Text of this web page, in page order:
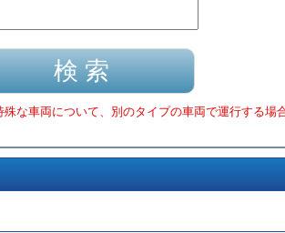
な車両について、別のタイプの車両で運行する場